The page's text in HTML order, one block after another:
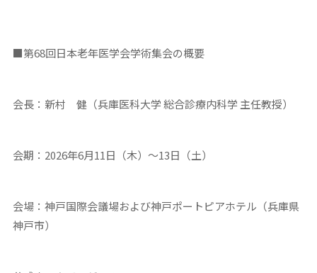
■第68回日本老年医学会学術集会の概要
会長：新村 健（兵庫医科大学 総合診療内科学 主任教授）
会期：2026年6月11日（木）～13日（土）
会場：神戸国際会議場および神戸ポートピアホテル（兵庫県
神戸市）